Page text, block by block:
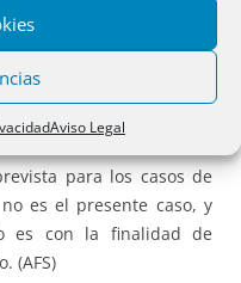
Aviso Legal
de administración y
registral.
para los casos de
es el presente caso, y
es con la finalidad de
(AFS)